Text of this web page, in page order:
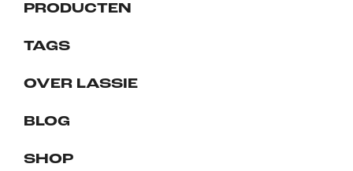
PRODUCTEN
TAGS
OVER LASSIE
BLOG
SHOP